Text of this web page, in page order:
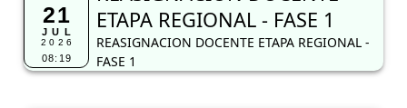
21
JUL
2026
08:19
ETAPA REGIONAL - FASE 1
REASIGNACION DOCENTE ETAPA REGIONAL -
FASE 1